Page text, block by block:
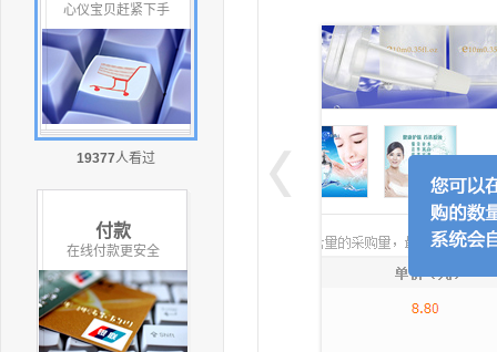
心仪宝贝赶紧下手
19377人看过
付款
在线付款更安全